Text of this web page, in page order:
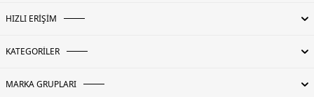
HIZLI ERİŞİM
KATEGORİLER
MARKA GRUPLARI